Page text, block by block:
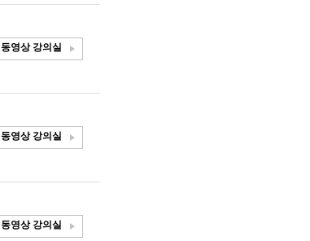
동영상 강의실
동영상 강의실
동영상 강의실